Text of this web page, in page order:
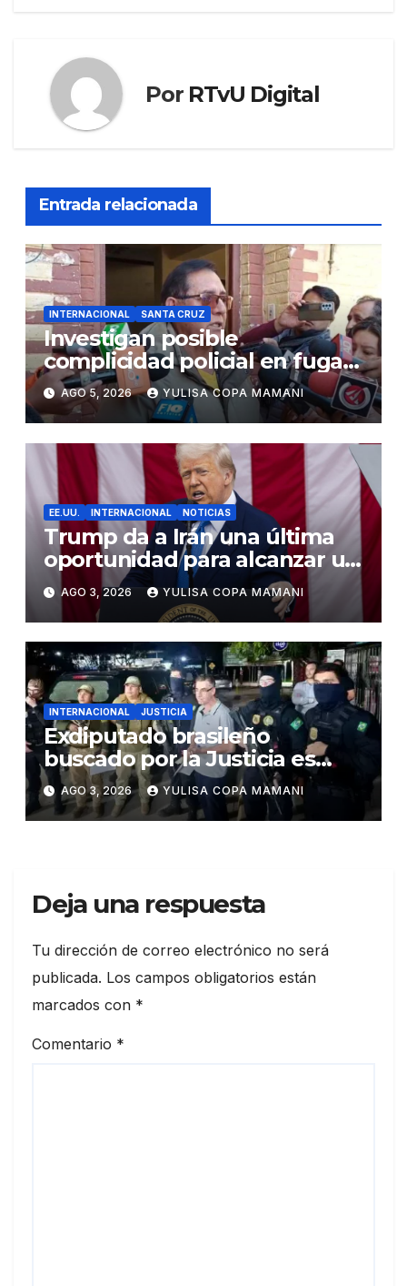
Por RTvU Digital
Entrada relacionada
INTERNACIONAL SANTA CRUZ
Investigan posible
complicidad policial en fuga
de dos reos brasileños de
Palmasola
AGO 5, 2026 YULISA COPA MAMANI
EE.UU. INTERNACIONAL NOTICIAS
Trump da a Irán una última
oportunidad para alcanzar un
acuerdo de paz
AGO 3, 2026 YULISA COPA MAMANI
INTERNACIONAL JUSTICIA
Exdiputado brasileño
buscado por la Justicia es
detenido en Bolivia
AGO 3, 2026 YULISA COPA MAMANI
Deja una respuesta
Tu dirección de correo electrónico no será
publicada. Los campos obligatorios están
marcados con *
Comentario *